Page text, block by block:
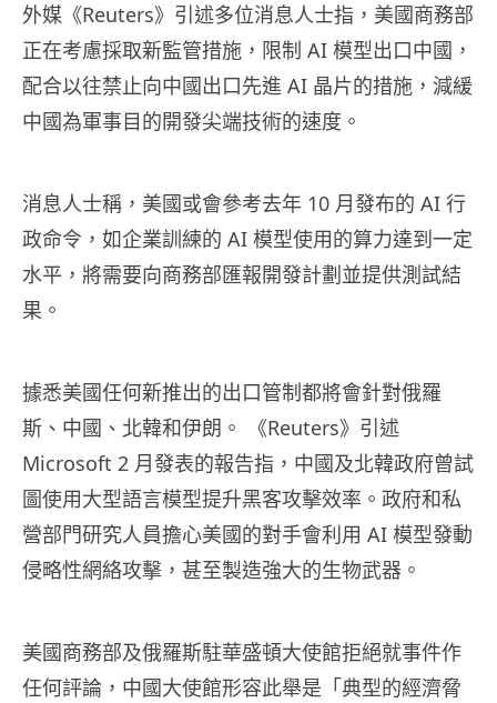
外媒《Reuters》引述多位消息人士指，美國商務部
正在考慮採取新監管措施，限制 AI 模型出口中國，
配合以往禁止向中國出口先進 AI 晶片的措施，減緩
中國為軍事目的開發尖端技術的速度。
消息人士稱，美國或會參考去年 10 月發布的 AI 行
政命令，如企業訓練的 AI 模型使用的算力達到一定
水平，將需要向商務部匯報開發計劃並提供測試結
果。
據悉美國任何新推出的出口管制都將會針對俄羅
斯、中國、北韓和伊朗。 《Reuters》引述
Microsoft 2 月發表的報告指，中國及北韓政府曾試
圖使用大型語言模型提升黑客攻擊效率。政府和私
營部門研究人員擔心美國的對手會利用 AI 模型發動
侵略性網絡攻擊，甚至製造強大的生物武器。
美國商務部及俄羅斯駐華盛頓大使館拒絕就事件作
任何評論，中國大使館形容此舉是「典型的經濟脅